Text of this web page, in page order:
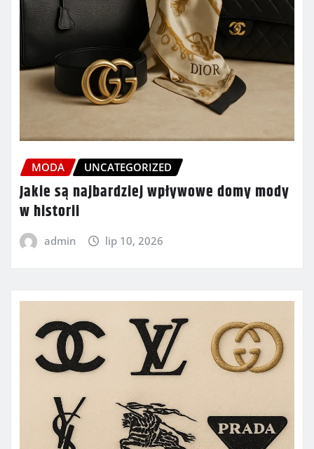
MODA UNCATEGORIZED
Jakie są najbardziej wpływowe domy mody
w historii
admin lip 10, 2026